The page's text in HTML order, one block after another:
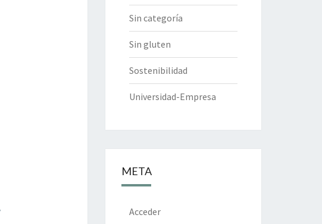
Sin categoría
Sin gluten
Sostenibilidad
Universidad-Empresa
META
Acceder